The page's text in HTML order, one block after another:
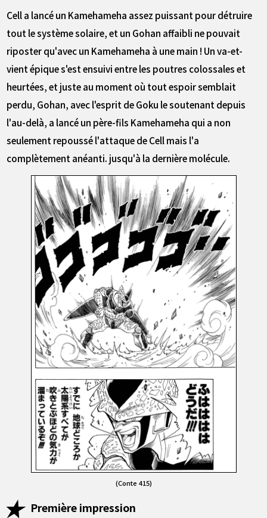
Cell a lancé un Kamehameha assez puissant pour détruire
tout le système solaire, et un Gohan affaibli ne pouvait
riposter qu'avec un Kamehameha à une main ! Un va-et-
vient épique s'est ensuivi entre les poutres colossales et
heurtées, et juste au moment où tout espoir semblait
perdu, Gohan, avec l'esprit de Goku le soutenant depuis
l'au-delà, a lancé un père-fils Kamehameha qui a non
seulement repoussé l'attaque de Cell mais l'a
complètement anéanti. jusqu'à la dernière molécule.
(Conte 415)
Première impression